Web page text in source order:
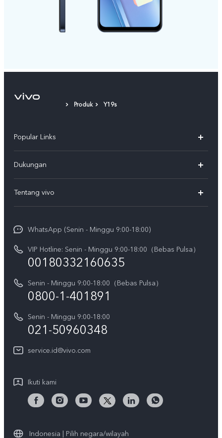
Produk Y19s
Popular Links
T5
T5 Pro
V70 FE
Y05
X300 Pro
Gerai Terdekat
Dukungan
Service Center
Funtouch OS
Pembaruan Sistem
Harga Spare Part
Otentikasi IMEI
Kebijakan Garansi vivo
Layanan Perbaikan Antar Jemput
Unduh LUT untuk Memulihkan Log
Tentang vivo
Sejarah
Berita
Pemberitahuan Hukum
Tentang Kami
Pusat Privasi vivo
WhatsApp (Senin - Minggu 9:00-18:00)
VIP Hotline: Senin - Minggu 9:00-18:00（Bebas Pulsa）
00180332160635
Senin - Minggu 9:00-18:00（Bebas Pulsa）
0800-1-401891
Senin - Minggu 9:00-18:00
021-50960348
service.id@vivo.com
Ikuti kami
Indonesia | Pilih negara/wilayah